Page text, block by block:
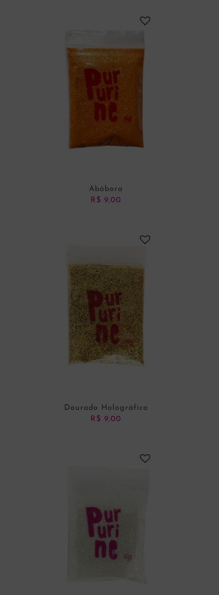
Abóbora
R$ 9,00
Dourado Holográfico
R$ 9,00